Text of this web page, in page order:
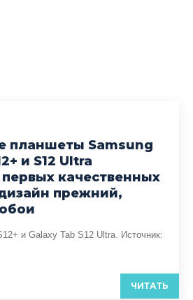
планшеты Samsung
и S12 Ultra
качественных
прежний,
ЧИТАТЬ